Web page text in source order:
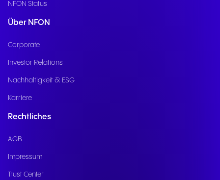
NFON Status
Über NFON
Corporate
Investor Relations
Nachhaltigkeit & ESG
Karriere
Rechtliches
AGB
Impressum
Trust Center